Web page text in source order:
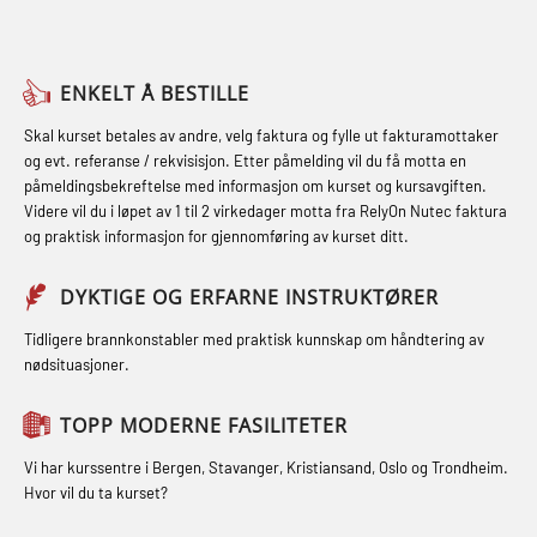
Fallsikring (FAR108)
Førstehjelp – repetisjon (OFA102)
Førstehjelp grunnkurs (OFABLE101)
GOC sertifikat grunnleggende
GOC sertifikat repetisjon (GMDSS)
(MRC102)
oljearbeidere (OBS1055)
GWO: BST – Offshore (Blended with
Adaptive e-learning + practical)
(MBSBLE021)
STCW kombi oppdatering offiserer
og med.behandling (MBS134)
STCW Kombi Oppdatering Offiserer
og Medisinsk Behandling med
Webinar (MBS1341)
STCW Oppdatering for offiserer 24 t
(MBS114)
STCW Medisinsk førstehjelp (MFA1081)
STCW Medisinsk førstehjelp
oppdatering (MBSBLE025)
inkl. brannslukning (FSC121)
Hjertestarter brukerkurs (OFA107)
Røykdykking industrivern –
repetisjon (LFI105)
Sikkerhetskurs for ansatte på
oppdrettsanlegg (LBS100)
Ulykkesgransking – Webinar (LSP103)
(LFI100)
ENKELT Å BESTILLE
Skal kurset betales av andre, velg faktura og fylle ut fakturamottaker
og evt. referanse / rekvisisjon. Etter påmelding vil du få motta en
påmeldingsbekreftelse med informasjon om kurset og kursavgiften.
Videre vil du i løpet av 1 til 2 virkedager motta fra RelyOn Nutec faktura
og praktisk informasjon for gjennomføring av kurset ditt.
DYKTIGE OG ERFARNE INSTRUKTØRER
Tidligere brannkonstabler med praktisk kunnskap om håndtering av
nødsituasjoner.
TOPP MODERNE FASILITETER
Vi har kurssentre i Bergen, Stavanger, Kristiansand, Oslo og Trondheim.
Hvor vil du ta kurset?